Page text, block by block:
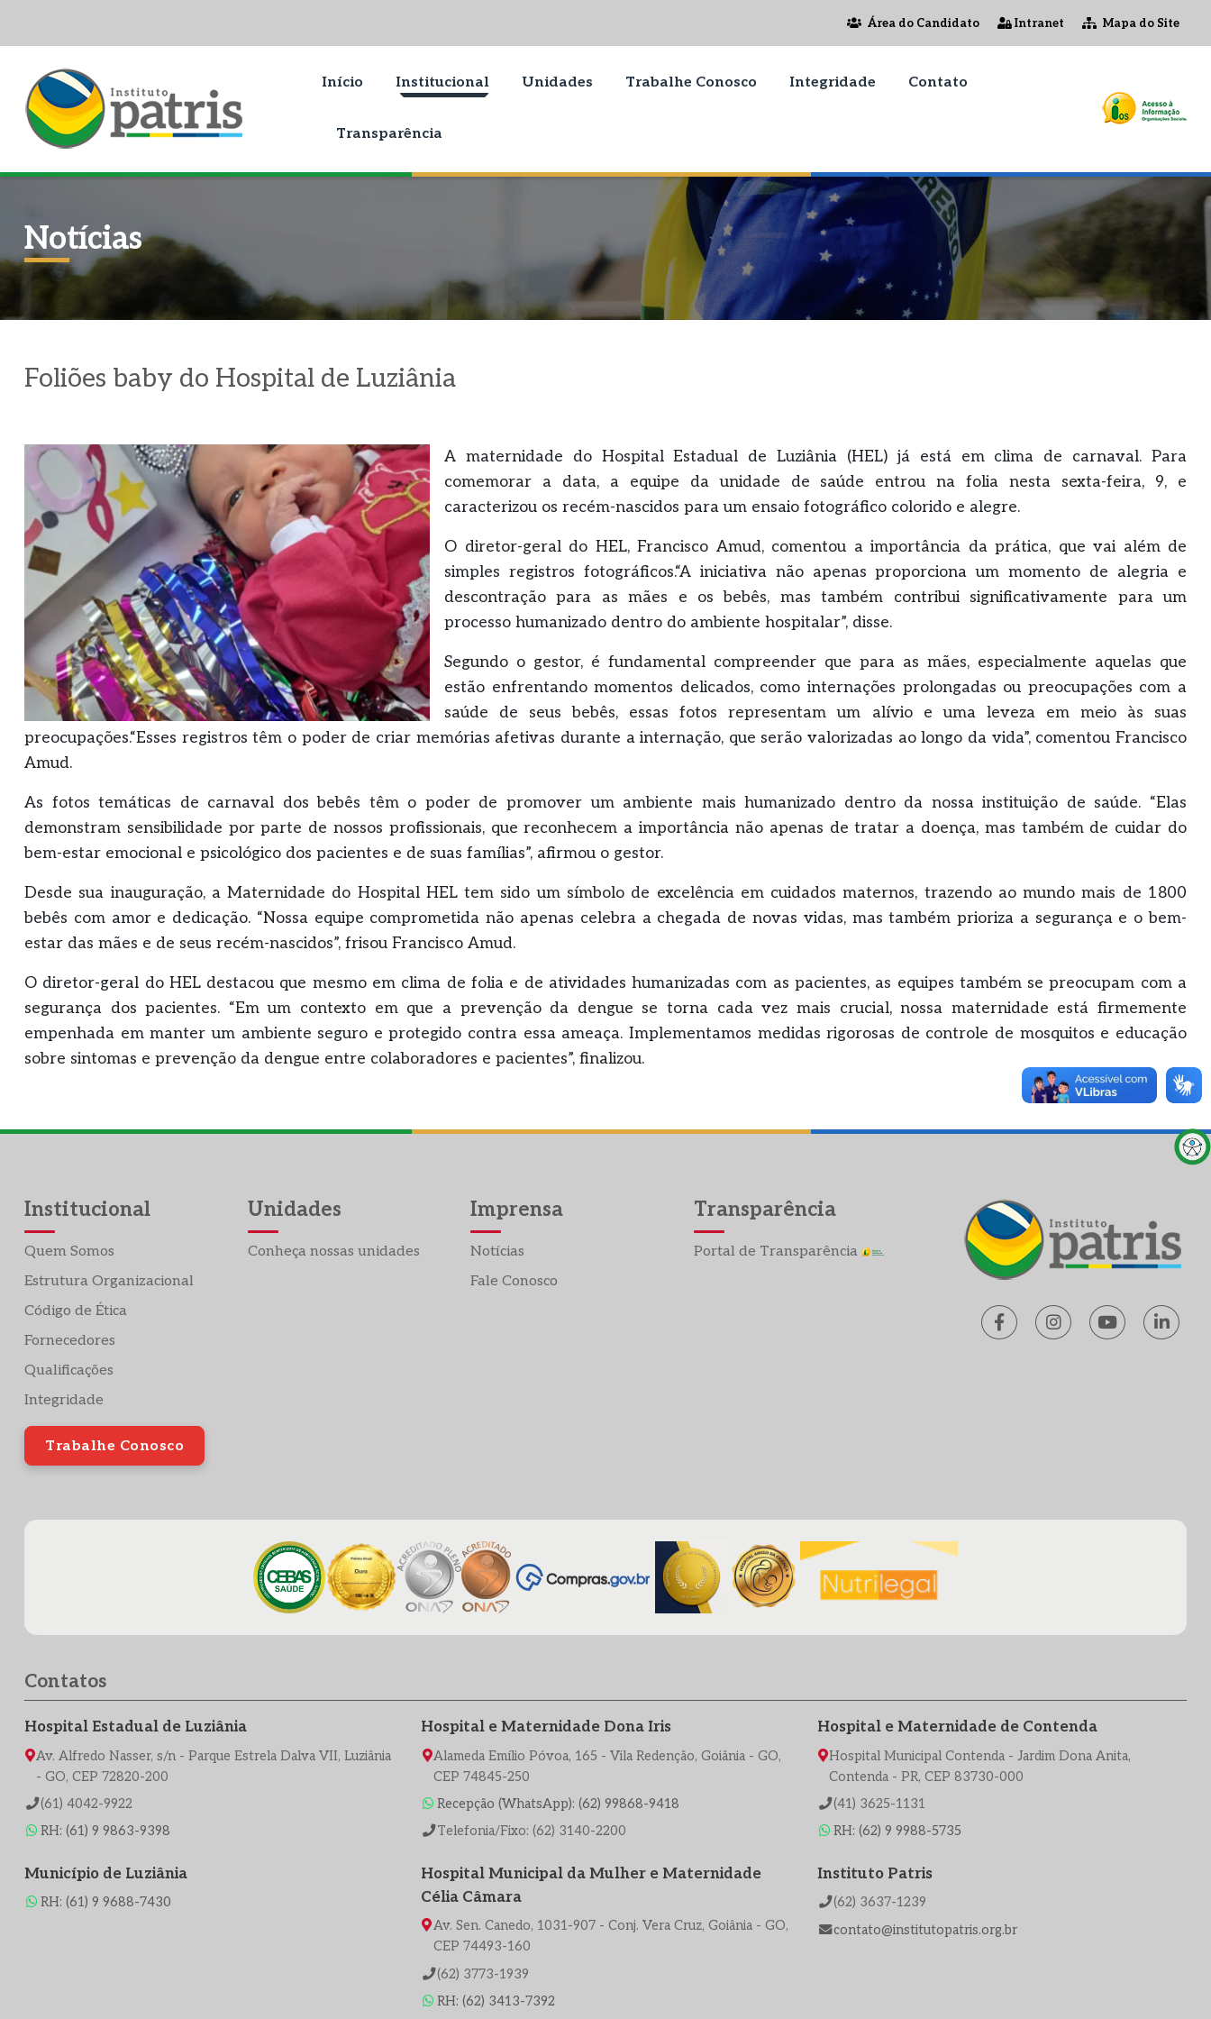
Área do Candidato Intranet Mapa do Site
Início Institucional Unidades Trabalhe Conosco Integridade Contato
Transparência
Notícias
Foliões baby do Hospital de Luziânia
A maternidade do Hospital Estadual de Luziânia (HEL) já está em clima de carnaval. Para
comemorar a data, a equipe da unidade de saúde entrou na folia nesta sexta-feira, 9, e
caracterizou os recém-nascidos para um ensaio fotográfico colorido e alegre.
O diretor-geral do HEL, Francisco Amud, comentou a importância da prática, que vai além de
simples registros fotográficos.“A iniciativa não apenas proporciona um momento de alegria e
descontração para as mães e os bebês, mas também contribui significativamente para um
processo humanizado dentro do ambiente hospitalar”, disse.
Segundo o gestor, é fundamental compreender que para as mães, especialmente aquelas que
estão enfrentando momentos delicados, como internações prolongadas ou preocupações com a
saúde de seus bebês, essas fotos representam um alívio e uma leveza em meio às suas
preocupações.“Esses registros têm o poder de criar memórias afetivas durante a internação, que serão valorizadas ao longo da vida”, comentou Francisco
Amud.
As fotos temáticas de carnaval dos bebês têm o poder de promover um ambiente mais humanizado dentro da nossa instituição de saúde. “Elas
demonstram sensibilidade por parte de nossos profissionais, que reconhecem a importância não apenas de tratar a doença, mas também de cuidar do
bem-estar emocional e psicológico dos pacientes e de suas famílias”, afirmou o gestor.
Desde sua inauguração, a Maternidade do Hospital HEL tem sido um símbolo de excelência em cuidados maternos, trazendo ao mundo mais de 1800
bebês com amor e dedicação. “Nossa equipe comprometida não apenas celebra a chegada de novas vidas, mas também prioriza a segurança e o bem-
estar das mães e de seus recém-nascidos”, frisou Francisco Amud.
O diretor-geral do HEL destacou que mesmo em clima de folia e de atividades humanizadas com as pacientes, as equipes também se preocupam com a
segurança dos pacientes. “Em um contexto em que a prevenção da dengue se torna cada vez mais crucial, nossa maternidade está firmemente
empenhada em manter um ambiente seguro e protegido contra essa ameaça. Implementamos medidas rigorosas de controle de mosquitos e educação
sobre sintomas e prevenção da dengue entre colaboradores e pacientes”, finalizou.
Institucional
Quem Somos
Estrutura Organizacional
Código de Ética
Fornecedores
Qualificações
Integridade
Trabalhe Conosco
Unidades
Conheça nossas unidades
Imprensa
Notícias
Fale Conosco
Transparência
Portal de Transparência
Contatos
Hospital Estadual de Luziânia
Av. Alfredo Nasser, s/n - Parque Estrela Dalva VII, Luziânia
- GO, CEP 72820-200
(61) 4042-9922
RH: (61) 9 9863-9398
Hospital e Maternidade Dona Iris
Alameda Emílio Póvoa, 165 - Vila Redenção, Goiânia - GO,
CEP 74845-250
Recepção (WhatsApp): (62) 99868-9418
Telefonia/Fixo: (62) 3140-2200
Hospital e Maternidade de Contenda
Hospital Municipal Contenda - Jardim Dona Anita,
Contenda - PR, CEP 83730-000
(41) 3625-1131
RH: (62) 9 9988-5735
Município de Luziânia
RH: (61) 9 9688-7430
Hospital Municipal da Mulher e Maternidade
Célia Câmara
Av. Sen. Canedo, 1031-907 - Conj. Vera Cruz, Goiânia - GO,
CEP 74493-160
(62) 3773-1939
RH: (62) 3413-7392
Instituto Patris
(62) 3637-1239
contato@institutopatris.org.br